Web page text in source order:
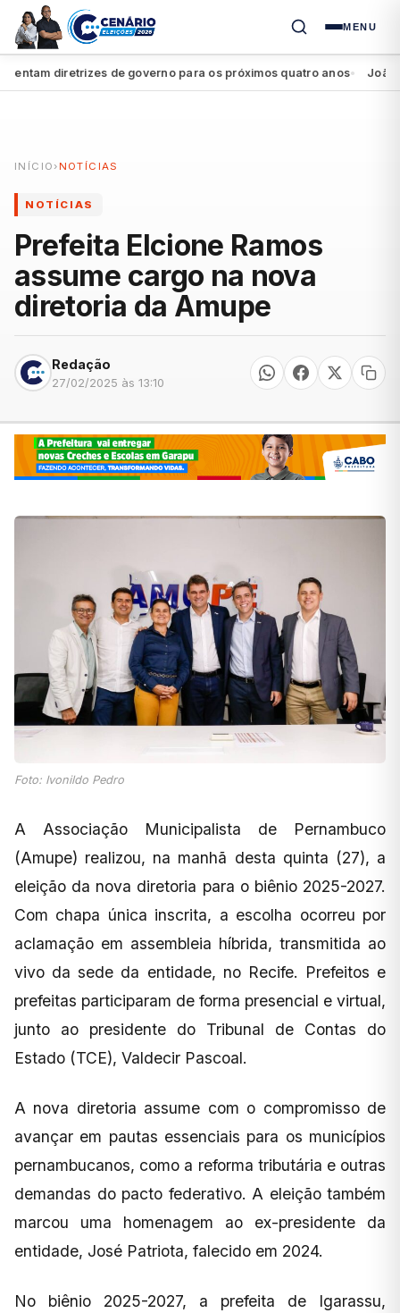
MENU
diretrizes de governo para os próximos quatro anos● João
INÍCIO › NOTÍCIAS
NOTÍCIAS
Prefeita Elcione Ramos
assume cargo na nova
diretoria da Amupe
Redação
27/02/2025 às 13:10
Foto: Ivonildo Pedro
A Associação Municipalista de Pernambuco
(Amupe) realizou, na manhã desta quinta (27), a
eleição da nova diretoria para o biênio 2025-2027.
Com chapa única inscrita, a escolha ocorreu por
aclamação em assembleia híbrida, transmitida ao
vivo da sede da entidade, no Recife. Prefeitos e
prefeitas participaram de forma presencial e virtual,
junto ao presidente do Tribunal de Contas do
Estado (TCE), Valdecir Pascoal.
A nova diretoria assume com o compromisso de
avançar em pautas essenciais para os municípios
pernambucanos, como a reforma tributária e outras
demandas do pacto federativo. A eleição também
marcou uma homenagem ao ex-presidente da
entidade, José Patriota, falecido em 2024.
No biênio 2025-2027, a prefeita de Igarassu,